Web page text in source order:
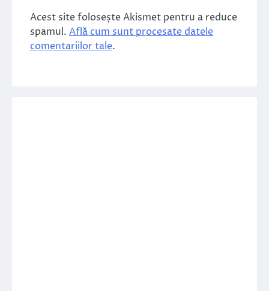
Acest site folosește Akismet pentru a reduce
spamul. Află cum sunt procesate datele
comentariilor tale.